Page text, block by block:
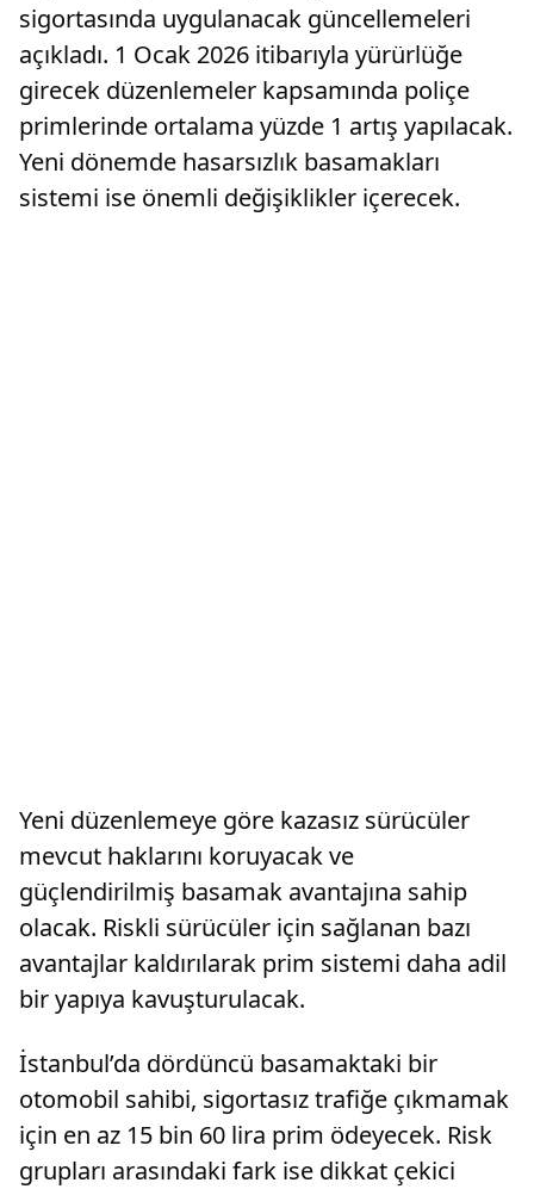
sigortasında uygulanacak güncellemeleri
açıkladı. 1 Ocak 2026 itibarıyla yürürlüğe
girecek düzenlemeler kapsamında poliçe
primlerinde ortalama yüzde 1 artış yapılacak.
Yeni dönemde hasarsızlık basamakları
sistemi ise önemli değişiklikler içerecek.
Yeni düzenlemeye göre kazasız sürücüler
mevcut haklarını koruyacak ve
güçlendirilmiş basamak avantajına sahip
olacak. Riskli sürücüler için sağlanan bazı
avantajlar kaldırılarak prim sistemi daha adil
bir yapıya kavuşturulacak.
İstanbul’da dördüncü basamaktaki bir
otomobil sahibi, sigortasız trafiğe çıkmamak
için en az 15 bin 60 lira prim ödeyecek. Risk
grupları arasındaki fark ise dikkat çekici